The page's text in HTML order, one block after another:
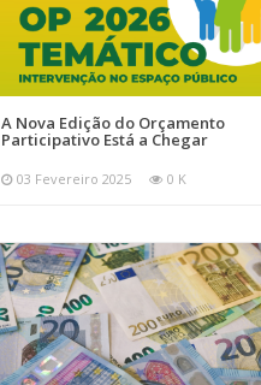
A Nova Edição do Orçamento
Participativo Está a Chegar
03 Fevereiro 2025 0 K